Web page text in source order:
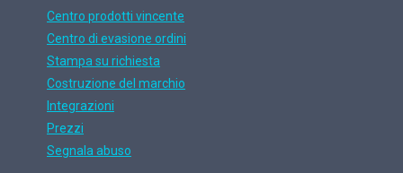
Centro prodotti vincente
Centro di evasione ordini
Stampa su richiesta
Costruzione del marchio
Integrazioni
Prezzi
Segnala abuso